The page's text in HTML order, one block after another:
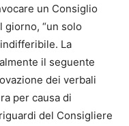
un Consiglio
giorno, “un solo
La
il seguente
dei verbali
per causa di
del Consigliere